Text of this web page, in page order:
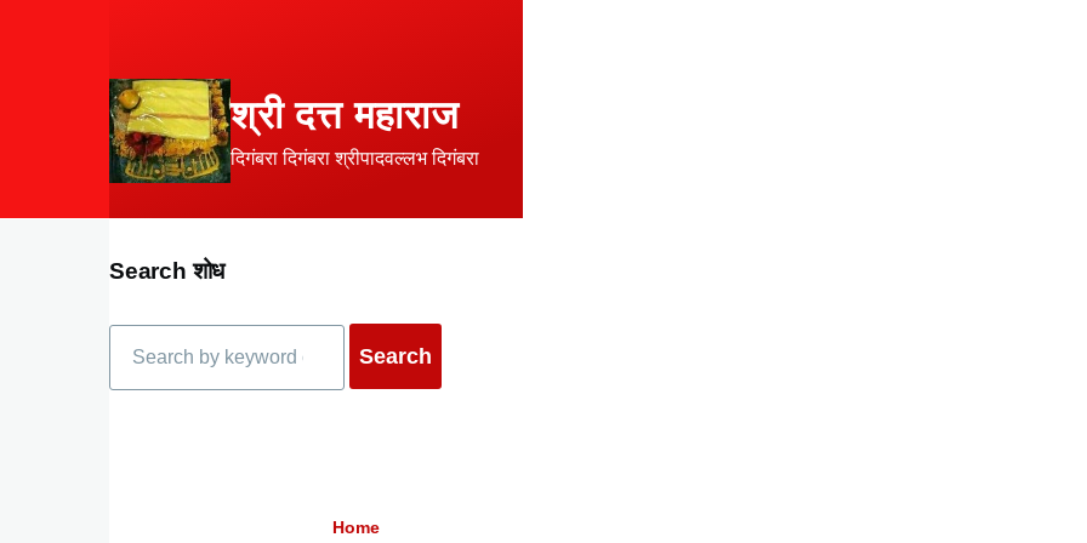
श्री दत्त महाराज
दिगंबरा दिगंबरा श्रीपादवल्लभ दिगंबरा
Search शोध
Breadcrumb
Home